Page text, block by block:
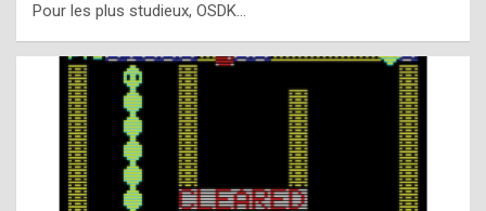
u
l
y
Pour les plus studieux, OSDK…